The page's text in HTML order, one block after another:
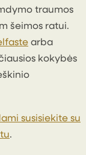
traumos
šeimos ratui.
arba
kokybės
susisiekite su
.